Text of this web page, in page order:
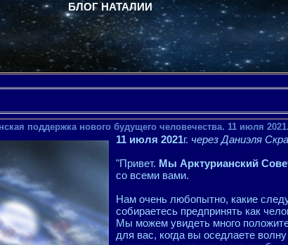
БЛОГ НАТАЛИИ
поддержка нового будущего человечества. 11 июля 2021.
11 июля 2021г. через Даниэля
"Привет. Мы Арктурианский
со всеми вами.
Нам очень любопытно, какие
собираетесь предпринять как
Мы можем увидеть много
для вас, когда вы оседлаете